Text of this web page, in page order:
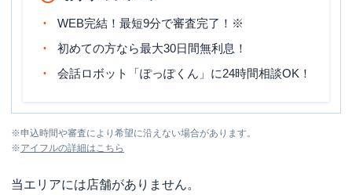
WEB完結！最短9分で審査完了！※
初めての方なら最大30日間無利息！
会話ロボット「ぽっぽくん」に24時間相談OK！
※申込時間や審査により希望に沿えない場合があります。
※アイフルの詳細はこちら
当エリアには店舗がありません。